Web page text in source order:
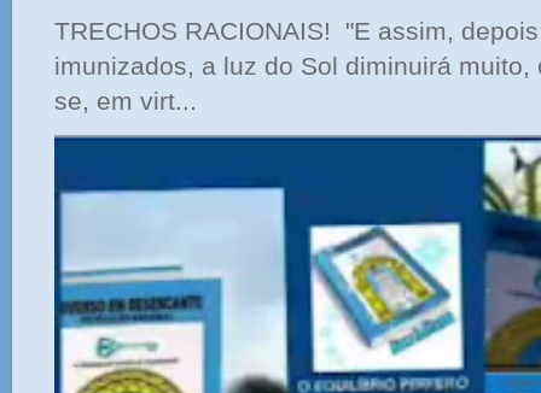
TRECHOS RACIONAIS! "E assim,
imunizados, a luz do Sol diminuirá
se, em virt...